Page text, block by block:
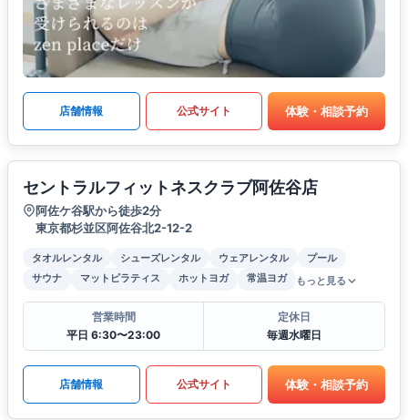
店舗情報 公式サイト 体験・相談予約
セントラルフィットネスクラブ阿佐谷店
阿佐ケ谷駅から徒歩2分
東京都杉並区阿佐谷北2-12-2
タオルレンタル シューズレンタル ウェアレンタル
プール
サウナ
マットピラティス ホットヨガ 常温ヨガ もっと見る
営業時間
平日 6:30〜23:00
定休日
毎週水曜日
店舗情報 公式サイト 体験・相談予約